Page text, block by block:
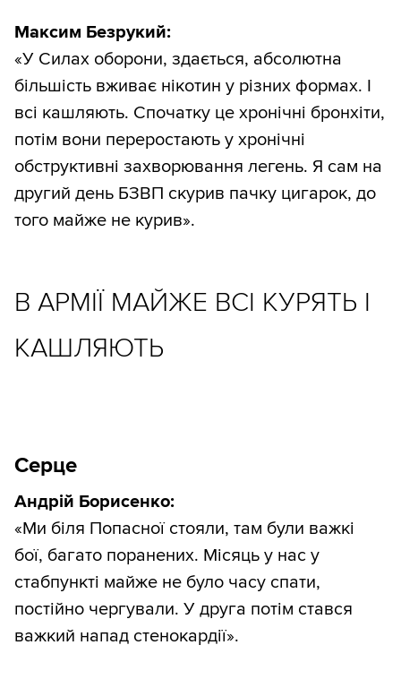
Максим Безрукий:
«У Силах оборони, здається, абсолютна
більшість вживає нікотин у різних формах. І
всі кашляють. Спочатку це хронічні бронхіти,
потім вони переростають у хронічні
обструктивні захворювання легень. Я сам на
другий день БЗВП скурив пачку цигарок, до
того майже не курив».
В АРМІЇ МАЙЖЕ ВСІ КУРЯТЬ І
КАШЛЯЮТЬ
Серце
Андрій Борисенко:
«Ми біля Попасної стояли, там були важкі
бої, багато поранених. Місяць у нас у
стабпункті майже не було часу спати,
постійно чергували. У друга потім стався
важкий напад стенокардії».